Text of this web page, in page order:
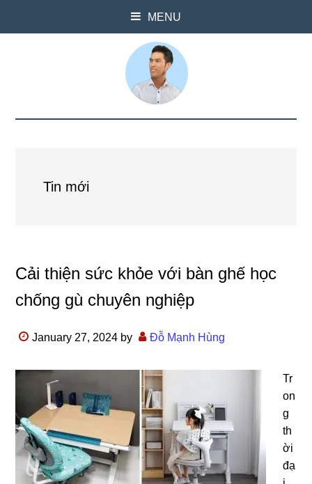
MENU
Tin mới
Cải thiện sức khỏe với bàn ghế học
chống gù chuyên nghiệp
January 27, 2024 by Đỗ Mạnh Hùng
Tr
on
g
th
ời
đạ